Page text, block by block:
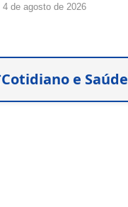
4 de agosto de 2026
Cotidiano e Saúde